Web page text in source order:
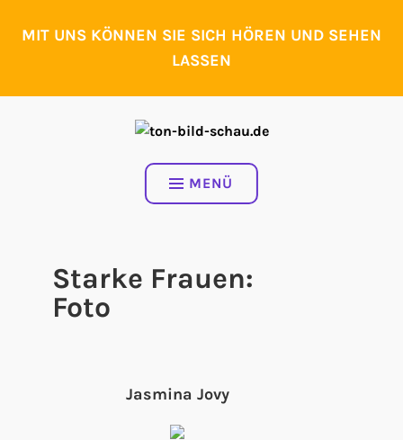
InhaltMIT UNS KÖNNEN SIE SICH HÖREN UND SEHEN
LASSEN
MENÜ
Starke Frauen:
Foto
Jasmina Jovy